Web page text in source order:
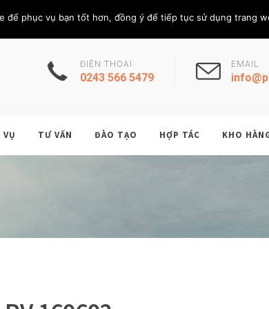
Thứ Năm, 6/8/
ĐIỆN THOẠI
0243 566 5479
EMAIL
VỤ TƯ VẤN ĐÀO TẠO HỢP TÁC KHO
để phục vụ bạn tốt hơn, đồng ý để tiếp tục sử dụng trang